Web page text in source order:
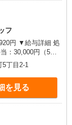
フ
細 処
：30,000円（5回
別途支
あり：
る 特別報酬：平
※2025年6月支給実
(3ヶ月)は支給なし
5丁目2-1
を見る